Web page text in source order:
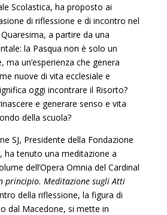
Scolastica, ha proposto ai
di riflessione e di incontro nel
a partire da una
la Pasqua non è solo un
ma un’esperienza che genera
nuove di vita ecclesiale e
oggi incontrare il Risorto?
e generare senso e vita
della scuola?
SJ, Presidente della Fondazione
ha tenuto una meditazione a
dell’Opera Omnia del Cardinal
principio. Meditazione sugli Atti
della riflessione, la figura di
dal Macedone, si mette in